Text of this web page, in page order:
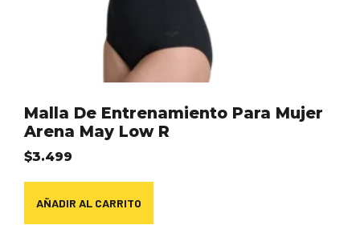
Malla De Entrenamiento Para Mujer
Arena May Low R
$3.499
AÑADIR AL CARRITO